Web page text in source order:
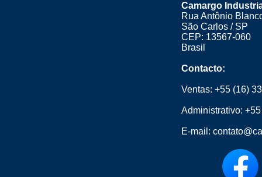
Camargo
Rua Antônio
São Carlos / SP
CEP: 13567-060
Brasil
Contacto:
Ventas: +55 (16)
Administrativo:
E-mail: